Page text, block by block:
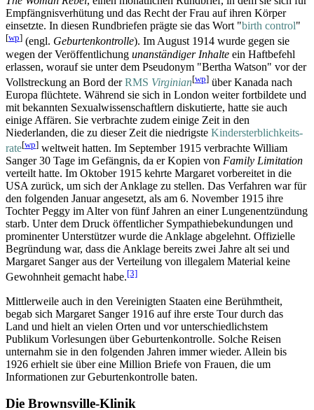
Empfängnis­verhütung und das Recht der Frau auf ihren Körper
einsetzte. In diesen Rundbriefen prägte sie das Wort "birth control"
[wp] (engl. Geburtenkontrolle). Im August 1914 wurde gegen sie
wegen der Veröffentlichung unanständiger Inhalte ein Haftbefehl
erlassen, worauf sie unter dem Pseudonym "Bertha Watson" vor der
Vollstreckung an Bord derRMS Virginian[wp] über Kanada nach
Europa flüchtete. Während sie sich in London weiter fortbildete und
mit bekannten Sexual­wissen­schaftlern diskutierte, hatte sie auch
einige Affären. Sie verbrachte zudem einige Zeit in den
Niederlanden, die zu dieser Zeit die niedrigste Kinder­sterblich­keits­
rate[wp] weltweit hatten. Im September 1915 verbrachte William
Sanger 30 Tage im Gefängnis, da er Kopien von Family Limitation
verteilt hatte. Im Oktober 1915 kehrte Margaret vorbereitet in die
USA zurück, um sich der Anklage zu stellen. Das Verfahren war für
den folgenden Januar angesetzt, als am 6. November 1915 ihre
Tochter Peggy im Alter von fünf Jahren an einer Lungen­entzündung
starb. Unter dem Druck öffentlicher Sympathiebe­kundungen und
prominenter Unterstützer wurde die Anklage abgelehnt. Offizielle
Begründung war, dass die Anklage bereits zwei Jahre alt sei und
Margaret Sanger aus der Verteilung von illegalem Material keine
Gewohnheit gemacht habe.[3]
Mittlerweile auch in den Vereinigten Staaten eine Berühmtheit,
begab sich Margaret Sanger 1916 auf ihre erste Tour durch das
Land und hielt an vielen Orten und vor unterschiedlichstem
Publikum Vorlesungen über Geburten­kontrolle. Solche Reisen
unternahm sie in den folgenden Jahren immer wieder. Allein bis
1926 erhielt sie über eine Million Briefe von Frauen, die um
Informationen zur Geburten­kontrolle baten.
Die Brownsville-Klinik